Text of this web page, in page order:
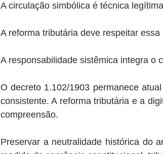
A circulação simbólica é técnica
A reforma tributária deve respeitar
A responsabilidade sistêmica integra o
O decreto 1.102/1903 permanece
consistente. A reforma tributária e a
compreensão.
Preservar a neutralidade histórica do